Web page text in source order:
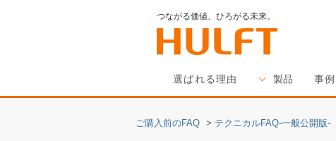
つながる価値、ひろがる未来。
選ばれる理由 製品 事例
ご購入前のFAQ > テクニカルFAQ-一般公開版-